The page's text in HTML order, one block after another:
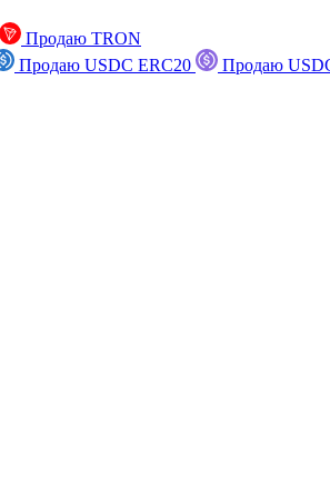
Продаю TRON
Продаю USDC ERC20
Продаю